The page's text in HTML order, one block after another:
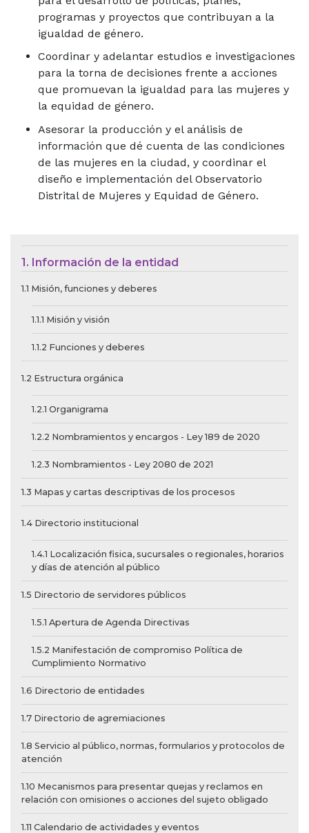
Menú de Contexto de Ley de
1. Información de la entidad
1.1 Misión, funciones y deberes
1.1.1 Misión y visión
1.1.2 Funciones y deberes
1.2 Estructura orgánica
1.2.1 Organigrama
1.2.2 Nombramientos y encargos - Ley 189 de 2020
1.2.3 Nombramientos - Ley 2080 de 2021
1.3 Mapas y cartas descriptivas de los procesos
1.4 Directorio institucional
1.4.1 Localización fisica, sucursales o regionales, horarios
y días de atención al público
1.5 Directorio de servidores públicos
1.5.1 Apertura de Agenda Directivas
1.5.2 Manifestación de compromiso Política de
Cumplimiento Normativo
1.6 Directorio de entidades
1.7 Directorio de agremiaciones
1.8 Servicio al público, normas, formularios y protocolos de
atención
1.10 Mecanismos para presentar quejas y reclamos en
relación con omisiones o acciones del sujeto obligado
1.11 Calendario de actividades y eventos
programas y proyectos que contribuyan a la
igualdad de género.
Coordinar y adelantar estudios e investigaciones
para la torna de decisiones frente a acciones
que promuevan la igualdad para las mujeres y
la equidad de género.
Asesorar la producción y el análisis de
información que dé cuenta de las condiciones
de las mujeres en la ciudad, y coordinar el
diseño e implementación del Observatorio
Distrital de Mujeres y Equidad de Género.